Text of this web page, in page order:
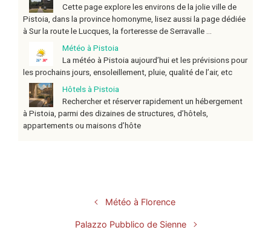
Cette page explore les environs de la jolie ville de
Pistoia, dans la province homonyme, lisez aussi la page dédiée
à Sur la route le Lucques, la forteresse de Serravalle ...
Météo à Pistoia
La météo à Pistoia aujourd’hui et les prévisions pour
les prochains jours, ensoleillement, pluie, qualité de l’air, etc
Hôtels à Pistoia
Rechercher et réserver rapidement un hébergement
à Pistoia, parmi des dizaines de structures, d’hôtels,
appartements ou maisons d’hôte
Météo à Florence
Palazzo Pubblico de Sienne